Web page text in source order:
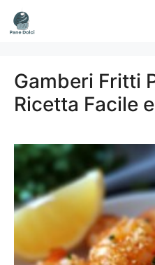
Vai
al
Gamberi Fritti
Ricetta Facile